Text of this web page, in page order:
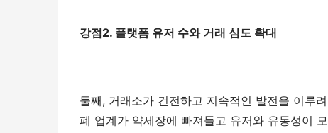
강점2. 플랫폼 유저 수와 거래 심도 확대
둘째, 거래소가 건전하고 지속적인 발전을 이루
폐 업계가 약세장에 빠져들고 유저와 유동성이